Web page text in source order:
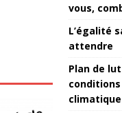
vous,
L’égalité
attendre
Plan de
climatique